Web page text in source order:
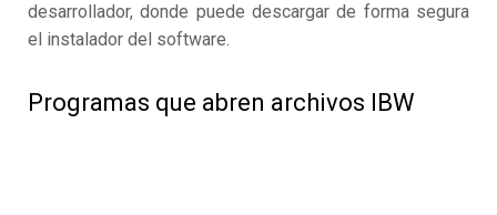
desarrollador, donde puede descargar de forma segura
el instalador del software.
Programas que abren archivos IBW